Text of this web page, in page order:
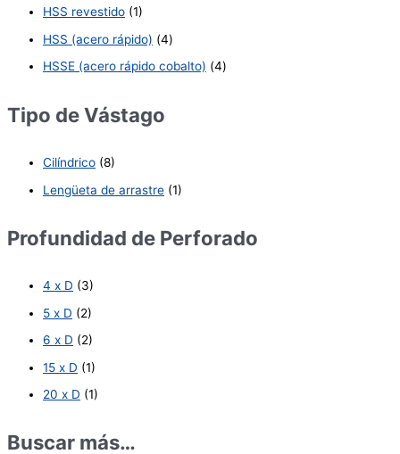
HSS revestido (1)
HSS (acero rápido) (4)
HSSE (acero rápido cobalto) (4)
Tipo de Vástago
Cilíndrico (8)
Lengüeta de arrastre (1)
Profundidad de Perforado
4 x D (3)
5 x D (2)
6 x D (2)
15 x D (1)
20 x D (1)
Buscar más…